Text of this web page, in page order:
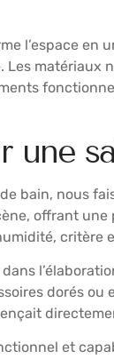
l’espace en
une
bain, nous
offrant
dans
dorés
et